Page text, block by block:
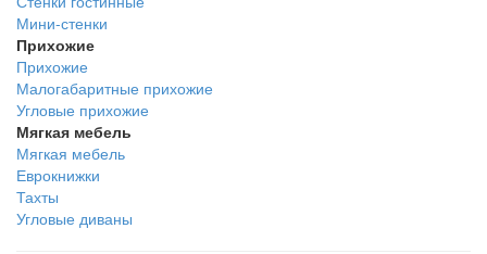
Мини-стенки
Прихожие
Прихожие
Малогабаритные прихожие
Угловые прихожие
Мягкая мебель
Мягкая мебель
Еврокнижки
Тахты
Угловые диваны